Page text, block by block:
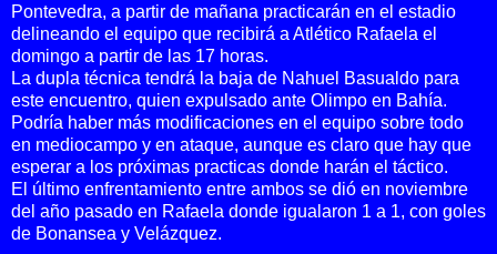
Pontevedra, a partir de mañana practicarán en el estadio
delineando el equipo que recibirá a Atlético Rafaela el
domingo a partir de las 17 horas.
La dupla técnica tendrá la baja de Nahuel Basualdo para
este encuentro, quien expulsado ante Olimpo en Bahía.
Podría haber más modificaciones en el equipo sobre todo
en mediocampo y en ataque, aunque es claro que hay que
esperar a los próximas practicas donde harán el táctico.
El último enfrentamiento entre ambos se dió en noviembre
del año pasado en Rafaela donde igualaron 1 a 1, con goles
de Bonansea y Velázquez.